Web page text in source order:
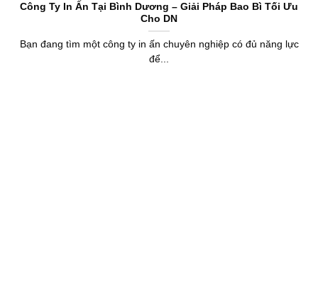
Công Ty In Ấn Tại Bình Dương – Giải Pháp Bao Bì Tối Ưu
Cho DN
Bạn đang tìm một công ty in ấn chuyên nghiệp có đủ năng lực
để...